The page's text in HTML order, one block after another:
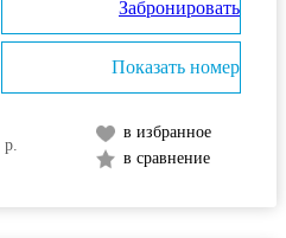
р.
в избранное
в сравнение
Забронировать
Показать номер